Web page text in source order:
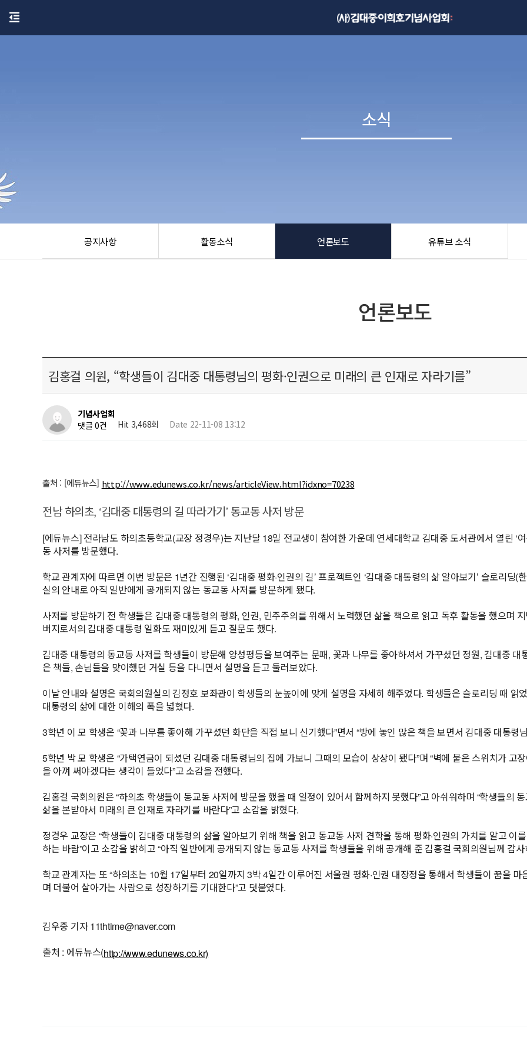
공지사항 활동소식 언론보도 유튜브 소식
소식
언론보도
김홍걸 의원, “학생들이 김대중 대통령님의 평화·인권으로 미래의 큰 인재로 자라기를”
기념사업회
댓글 0건
Hit 3,468회 Date 22-11-08 13:12
출처 : [에듀뉴스] http://www.edunews.co.kr/news/articleView.html?idxno=70238
전남 하의초, ‘김대중 대통령의 길 따라가기’ 동교동 사저 방문
[에듀뉴스] 전라남도 하의초등학교(교장 정경우)는 지난달 18일 전교생이 참여한 가운데 연세대학교 김대중 도서관에서 열린 ‘
동 사저를 방문했다.
학교 관계자에 따르면 이번 방문은 1년간 진행된 ‘김대중 평화·인권의 길’ 프로젝트인 ‘김대중 대통령의 삶 알아보기’ 슬로리
실의 안내로 아직 일반에게 공개되지 않는 동교동 사저를 방문하게 됐다.
사저를 방문하기 전 학생들은 김대중 대통령의 평화, 인권, 민주주의를 위해서 노력했던 삶을 책으로 읽고 독후 활동을 했으며
버지로서의 김대중 대통령 일화도 재미있게 듣고 질문도 했다.
김대중 대통령의 동교동 사저를 학생들이 방문해 양성평등을 보여주는 문패, 꽃과 나무를 좋아하셔서 가꾸셨던 정원, 김대중
은 책들, 손님들을 맞이했던 거실 등을 다니면서 설명을 듣고 둘러보았다.
이날 안내와 설명은 국회의원실의 김정호 보좌관이 학생들의 눈높이에 맞게 설명을 자세히 해주었다. 학생들은 슬로리딩 때 읽
대통령의 삶에 대한 이해의 폭을 넓혔다.
3학년 이 모 학생은 “꽃과 나무를 좋아해 가꾸셨던 화단을 직접 보니 신기했다”면서 “방에 놓인 많은 책을 보면서 김대중 대통
5학년 박 모 학생은 “가택연금이 되셨던 김대중 대통령님의 집에 가보니 그때의 모습이 상상이 됐다”며 “벽에 붙은 스위치가 고
을 아껴 써야겠다는 생각이 들었다”고 소감을 전했다.
김홍걸 국회의원은 “하의초 학생들이 동교동 사저에 방문을 했을 때 일정이 있어서 함께하지 못했다”고 아쉬워하며 “학생들의
삶을 본받아서 미래의 큰 인재로 자라기를 바란다”고 소감을 밝혔다.
정경우 교장은 “학생들이 김대중 대통령의 삶을 알아보기 위해 책을 읽고 동교동 사저 견학을 통해 평화·인권의 가치를 알고 이
하는 바람”이고 소감을 밝히고 “아직 일반에게 공개되지 않는 동교동 사저를 학생들을 위해 공개해 준 김홍걸 국회의원님께 감
학교 관계자는 또 “하의초는 10월 17일부터 20일까지 3박 4일간 이루어진 서울권 평화·인권 대장정을 통해서 학생들이 꿈을
며 더불어 살아가는 사람으로 성장하기를 기대한다”고 덧붙였다.
김우중 기자 11thtime@naver.com
출처 : 에듀뉴스(http://www.edunews.co.kr)
소식